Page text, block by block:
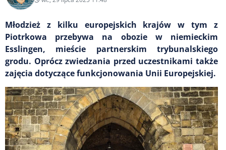
Młodzież z kilku europejskich krajów w tym z
Piotrkowa przebywa na obozie w niemieckim
Esslingen, mieście partnerskim trybunalskiego
grodu. Oprócz zwiedzania przed uczestnikami także
zajęcia dotyczące funkcjonowania Unii Europejskiej.